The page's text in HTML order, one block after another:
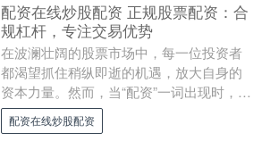
配资在线炒股配资 正规股票配资：合
规杠杆，专注交易优势
在波澜壮阔的股票市场中，每一位投资者
都渴望抓住稍纵即逝的机遇，放大自身的
资本力量。然而，当“配资”一词出现时，许
多人的脑海中或许会立刻浮现出“高风险”、
“场外乱....
配资在线炒股配资